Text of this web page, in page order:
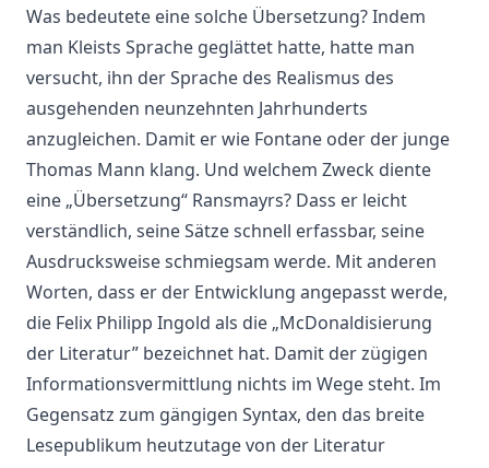
Was bedeutete eine solche Übersetzung? Indem
man Kleists Sprache geglättet hatte, hatte man
versucht, ihn der Sprache des Realismus des
ausgehenden neunzehnten Jahrhunderts
anzugleichen. Damit er wie Fontane oder der junge
Thomas Mann klang. Und welchem Zweck diente
eine „Übersetzung“ Ransmayrs? Dass er leicht
verständlich, seine Sätze schnell erfassbar, seine
Ausdrucksweise schmiegsam werde. Mit anderen
Worten, dass er der Entwicklung angepasst werde,
die Felix Philipp Ingold als die „McDonaldisierung
der Literatur” bezeichnet hat. Damit der zügigen
Informationsvermittlung nichts im Wege steht. Im
Gegensatz zum gängigen Syntax, den das breite
Lesepublikum heutzutage von der Literatur